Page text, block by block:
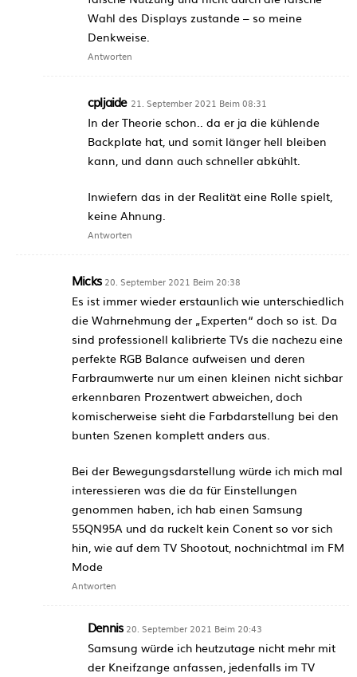
Wahl des Displays zustande – so meine
Denkweise.
Antworten
cpljaide 21. September 2021 Beim 08:31
In der Theorie schon.. da er ja die kühlende
Backplate hat, und somit länger hell bleiben
kann, und dann auch schneller abkühlt.
Inwiefern das in der Realität eine Rolle spielt,
keine Ahnung.
Antworten
Micks 20. September 2021 Beim 20:38
Es ist immer wieder erstaunlich wie unterschiedlich
die Wahrnehmung der „Experten“ doch so ist. Da
sind professionell kalibrierte TVs die nachezu eine
perfekte RGB Balance aufweisen und deren
Farbraumwerte nur um einen kleinen nicht sichbar
erkennbaren Prozentwert abweichen, doch
komischerweise sieht die Farbdarstellung bei den
bunten Szenen komplett anders aus.
Bei der Bewegungsdarstellung würde ich mich mal
interessieren was die da für Einstellungen
genommen haben, ich hab einen Samsung
55QN95A und da ruckelt kein Conent so vor sich
hin, wie auf dem TV Shootout, nochnichtmal im FM
Mode
Antworten
Dennis 20. September 2021 Beim 20:43
Samsung würde ich heutzutage nicht mehr mit
der Kneifzange anfassen, jedenfalls im TV